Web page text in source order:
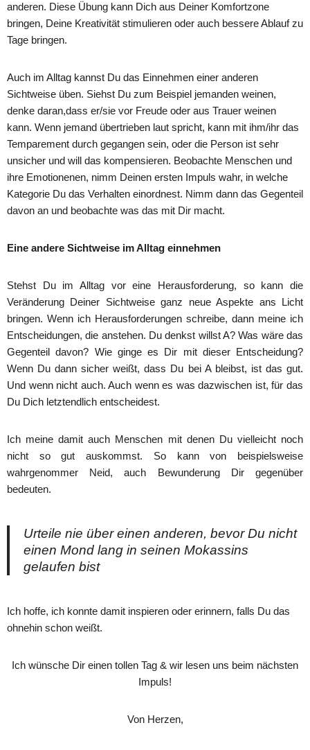
anderen. Diese Übung kann Dich aus Deiner Komfortzone
bringen, Deine Kreativität stimulieren oder auch bessere Ablauf zu
Tage bringen.
Auch im Alltag kannst Du das Einnehmen einer anderen
Sichtweise üben. Siehst Du zum Beispiel jemanden weinen,
denke daran,dass er/sie vor Freude oder aus Trauer weinen
kann. Wenn jemand übertrieben laut spricht, kann mit ihm/ihr das
Temparement durch gegangen sein, oder die Person ist sehr
unsicher und will das kompensieren. Beobachte Menschen und
ihre Emotionenen, nimm Deinen ersten Impuls wahr, in welche
Kategorie Du das Verhalten einordnest. Nimm dann das Gegenteil
davon an und beobachte was das mit Dir macht.
Eine andere Sichtweise im Alltag einnehmen
Stehst Du im Alltag vor eine Herausforderung, so kann die
Veränderung Deiner Sichtweise ganz neue Aspekte ans Licht
bringen. Wenn ich Herausforderungen schreibe, dann meine ich
Entscheidungen, die anstehen. Du denkst willst A? Was wäre das
Gegenteil davon? Wie ginge es Dir mit dieser Entscheidung?
Wenn Du dann sicher weißt, dass Du bei A bleibst, ist das gut.
Und wenn nicht auch. Auch wenn es was dazwischen ist, für das
Du Dich letztendlich entscheidest.
Ich meine damit auch Menschen mit denen Du vielleicht noch
nicht so gut auskommst. So kann von beispielsweise
wahrgenommer Neid, auch Bewunderung Dir gegenüber
bedeuten.
Urteile nie über einen anderen, bevor Du nicht
einen Mond lang in seinen Mokassins
gelaufen bist
Ich hoffe, ich konnte damit inspieren oder erinnern, falls Du das
ohnehin schon weißt.
Ich wünsche Dir einen tollen Tag & wir lesen uns beim nächsten
Impuls!
Von Herzen,